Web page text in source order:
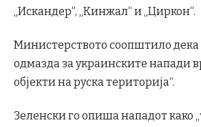
„Искандер“, „Кинжал“ и „Циркон“.
Министерството соопштило
одмазда за украинските напади
објекти на руска територија“.
Зеленски го опиша нападот како